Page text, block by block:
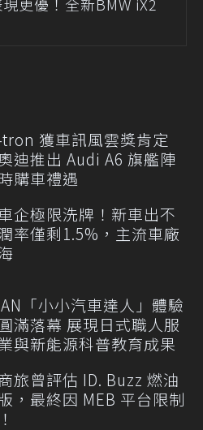
獲車訊風雲獎肯定
迪推出 Audi A6 旗艦陣
購車禮遇
企極限洗牌！新車出不
率僅剩1.5%，主流車廠
「小小汽車達人」體驗
滿落幕 展現日式職人服
與新能源科普教育成果
旅曾評估 ID. Buzz 燃油
，最終因 MEB 平台限制